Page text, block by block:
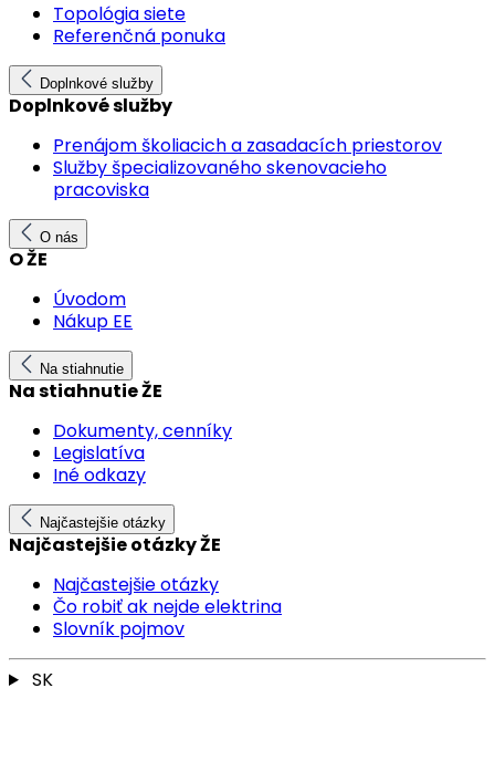
Topológia siete
Referenčná ponuka
Doplnkové služby
Doplnkové služby
Prenájom školiacich a zasadacích priestorov
Služby špecializovaného skenovacieho
pracoviska
O nás
O ŽE
Úvodom
Nákup EE
Na stiahnutie
Na stiahnutie ŽE
Dokumenty, cenníky
Legislatíva
Iné odkazy
Najčastejšie otázky
Najčastejšie otázky ŽE
Najčastejšie otázky
Čo robiť ak nejde elektrina
Slovník pojmov
SK